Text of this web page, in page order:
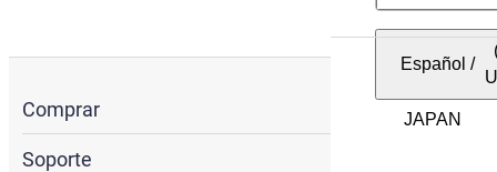
Español /
Comprar
Soporte